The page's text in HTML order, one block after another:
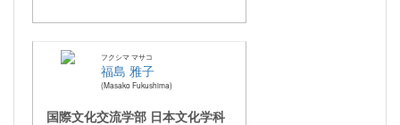
フクシマ マサコ
福島 雅子
Masako Fukushima
国際文化交流学部 日本文化学科